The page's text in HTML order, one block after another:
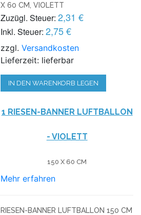
X 60 CM, VIOLETT
Zuzügl. Steuer: 2,31 €
Inkl. Steuer: 2,75 €
zzgl.Versandkosten
Lieferzeit: lieferbar
IN DEN WARENKORB LEGEN
1 RIESEN-BANNER LUFTBALLON
- VIOLETT
150 X 60 CM
Mehr erfahren
RIESEN-BANNER LUFTBALLON 150 CM